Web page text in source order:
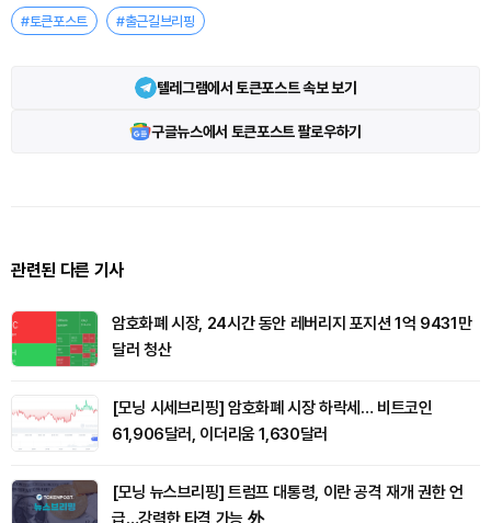
#토큰포스트 #출근길브리핑
텔레그램에서 토큰포스트 속보 보기
구글뉴스에서 토큰포스트 팔로우하기
관련된 다른 기사
암호화폐 시장, 24시간 동안 레버리지 포지션 1억 9431만
달러 청산
[모닝 시세브리핑] 암호화폐 시장 하락세… 비트코인
61,906달러, 이더리움 1,630달러
[모닝 뉴스브리핑] 트럼프 대통령, 이란 공격 재개 권한 언
급…강력한 타격 가능 外